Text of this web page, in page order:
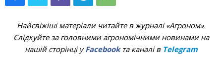
Найсвіжіші матеріали читайте в журналі «Агроном».
Слідкуйте за головними агрономічними новинами на
нашій сторінці уFacebookта каналі в Telegram